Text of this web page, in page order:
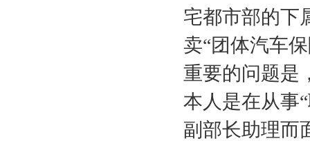
宅都市部的下
卖“团体汽车
重要的问题是
本人是在从事
副部长助理而